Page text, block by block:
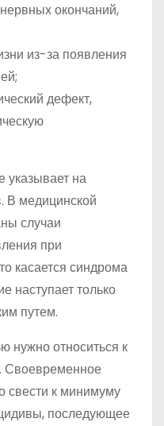
окончаний,
из-за появления
дефект,
на
В медицинской
случаи
при
касается синдрома
наступает только
путем.
нужно относиться к
свести к минимуму
последующее